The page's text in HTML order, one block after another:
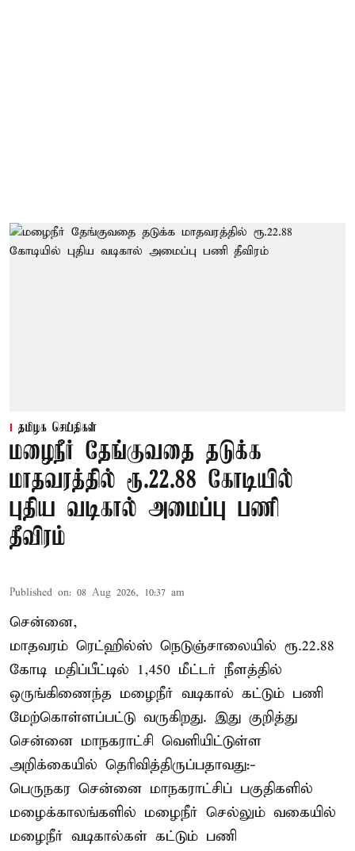
தமிழக செய்திகள்
மழைநீர் தேங்குவதை தடுக்க
மாதவரத்தில் ரூ.22.88 கோடியில்
புதிய வடிகால் அமைப்பு பணி
தீவிரம்
Published on: 08 Aug 2026, 10:37 am
சென்னை,
மாதவரம் ரெட்ஹில்ஸ் நெடுஞ்சாலையில் ரூ.22.88
கோடி மதிப்பீட்டில் 1,450 மீட்டர் நீளத்தில்
ஒருங்கிணைந்த மழைநீர் வடிகால் கட்டும் பணி
மேற்கொள்ளப்பட்டு வருகிறது. இது குறித்து
சென்னை மாநகராட்சி வெளியிட்டுள்ள
அறிக்கையில் தெரிவித்திருப்பதாவது:-
பெருநகர சென்னை மாநகராட்சிப் பகுதிகளில்
மழைக்காலங்களில் மழைநீர் செல்லும் வகையில்
மழைநீர் வடிகால்கள் கட்டும் பணி